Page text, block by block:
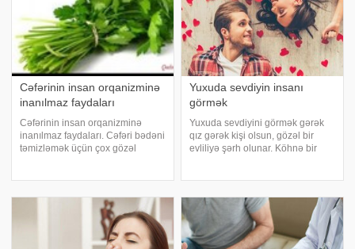
Cəfərinin insan orqanizminə
inanılmaz faydaları
Cəfərinin insan orqanizminə
inanılmaz faydaları. Cəfəri bədəni
təmizləmək üçün çox gözəl
üzərinə, yarım limon sıxırıq
yaxşıca qarışdırırıq
Yuxuda sevdiyin insanı
görmək
Yuxuda sevdiyini görmək gərək
qız gərək kişi olsun, gözəl bir
evliliyə şərh olunar. Köhnə bir
düşəcəyini ifadə edər.Evlilər üçün
köhnə sevgilin